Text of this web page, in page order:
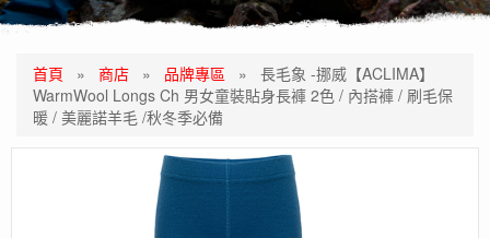
首頁 » 商店 » 品牌專區 » 長毛象 -挪威【ACLIMA】
WarmWool Longs Ch 男女童裝貼身長褲 2色 / 內搭褲 / 刷毛保
暖 / 美麗諾羊毛 /秋冬季必備